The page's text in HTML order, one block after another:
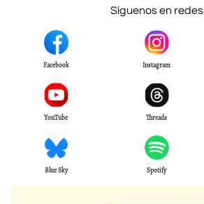
Síguenos en redes
Facebook Instagram
YouTube Threads
Blue Sky Spotify